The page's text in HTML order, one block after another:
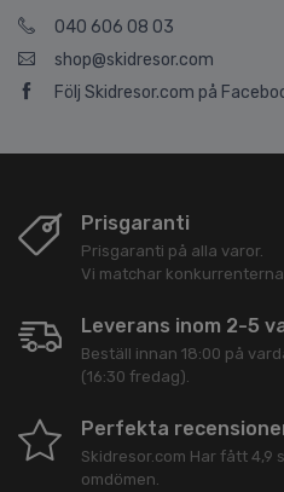
040 606 08 03
shop@skidresor.com
Följ Skidresor.com på
Prisgaranti
Prisgaranti på alla varor.
Vi matchar
Leverans inom 2-5
Beställ innan 18:00 på
(16:30 fredag).
Perfekta
Skidresor.com Har fått 4,9
omdömen.